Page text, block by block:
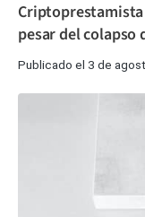
Criptoprestamista
pesar del colapso
Publicado el 3 de